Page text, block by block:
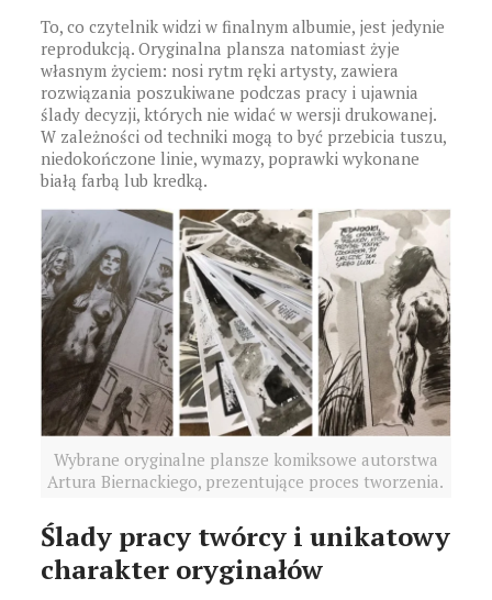
To, co czytelnik widzi w finalnym albumie, jest jedynie
reprodukcją. Oryginalna plansza natomiast żyje
własnym życiem: nosi rytm ręki artysty, zawiera
rozwiązania poszukiwane podczas pracy i ujawnia
ślady decyzji, których nie widać w wersji drukowanej.
W zależności od techniki mogą to być przebicia tuszu,
niedokończone linie, wymazy, poprawki wykonane
białą farbą lub kredką.
Wybrane oryginalne plansze komiksowe autorstwa
Artura Biernackiego, prezentujące proces tworzenia.
Ślady pracy twórcy i unikatowy
charakter oryginałów